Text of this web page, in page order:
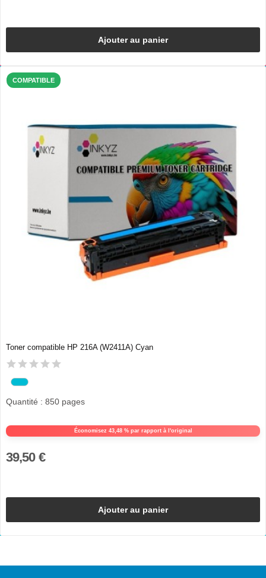
Ajouter au panier
COMPATIBLE
Toner compatible HP 216A (W2411A) Cyan
Économisez 43,48 % par rapport à l'original
Quantité : 850 pages
39,50 €
Ajouter au panier